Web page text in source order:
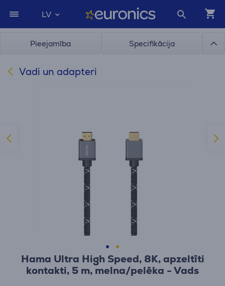
LV
Pieejamība Specifikācija
Vadi un adapteri
Hama Ultra High Speed, 8K, apzeltīti
kontakti, 5 m, melna/pelēka - Vads